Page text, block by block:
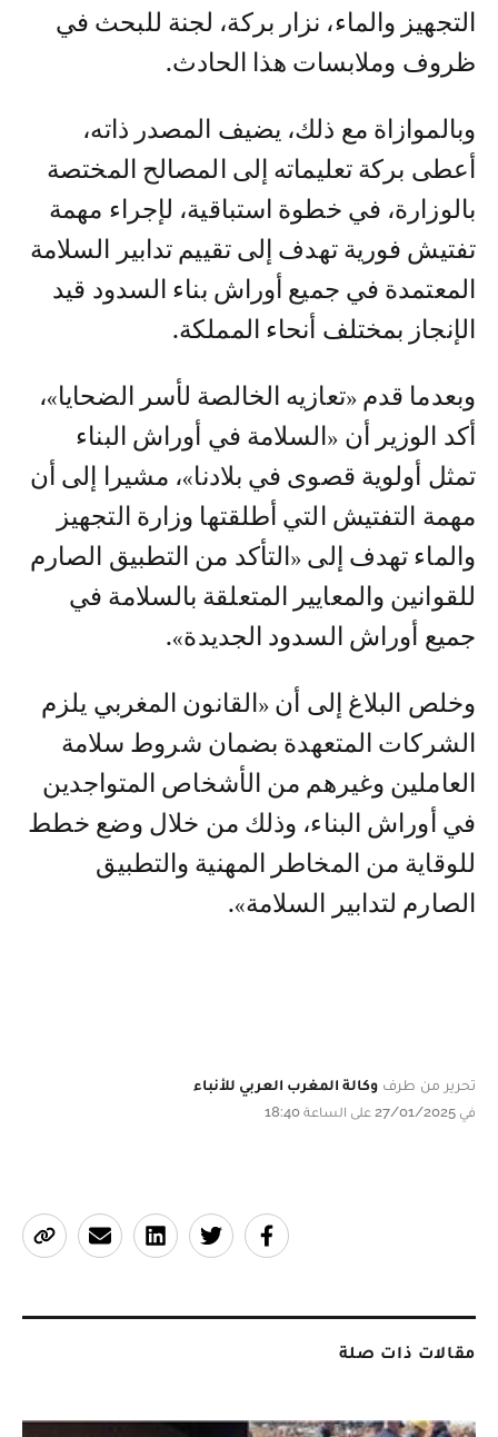
التجهيز والماء، نزار بركة، لجنة للبحث في
ظروف وملابسات هذا الحادث.
وبالموازاة مع ذلك، يضيف المصدر ذاته،
أعطى بركة تعليماته إلى المصالح المختصة
بالوزارة، في خطوة استباقية، لإجراء مهمة
تفتيش فورية تهدف إلى تقييم تدابير السلامة
المعتمدة في جميع أوراش بناء السدود قيد
الإنجاز بمختلف أنحاء المملكة.
وبعدما قدم «تعازيه الخالصة لأسر الضحايا»،
أكد الوزير أن «السلامة في أوراش البناء
تمثل أولوية قصوى في بلادنا»، مشيرا إلى أن
مهمة التفتيش التي أطلقتها وزارة التجهيز
والماء تهدف إلى «التأكد من التطبيق الصارم
للقوانين والمعايير المتعلقة بالسلامة في
جميع أوراش السدود الجديدة».
وخلص البلاغ إلى أن «القانون المغربي يلزم
الشركات المتعهدة بضمان شروط سلامة
العاملين وغيرهم من الأشخاص المتواجدين
في أوراش البناء، وذلك من خلال وضع خطط
للوقاية من المخاطر المهنية والتطبيق
الصارم لتدابير السلامة».
تحرير من طرف وكالة المغرب العربي للأنباء
في 27/01/2025 على الساعة 18:40
مقالات ذات صلة